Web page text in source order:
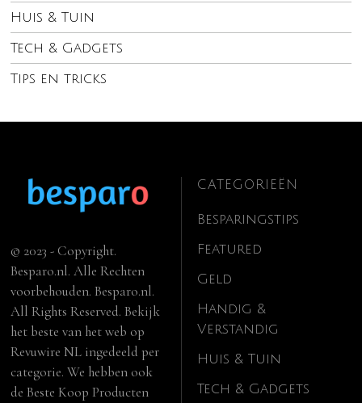
Huis & Tuin
Tech & Gadgets
Tips en tricks
© 2023 - Copyright.
Besparo.nl. Alle Rechten
voorbehouden. Besparo.nl.
All Rights Reserved. Bekijk
het beste van het web op
Revuwire NL ingedeeld per
categorie. We hebben ook
deBeste Koop Producten
CATEGORIEËN
Besparingstips
Featured
Geld
Handig &
Verstandig
Huis & Tuin
Tech & Gadgets